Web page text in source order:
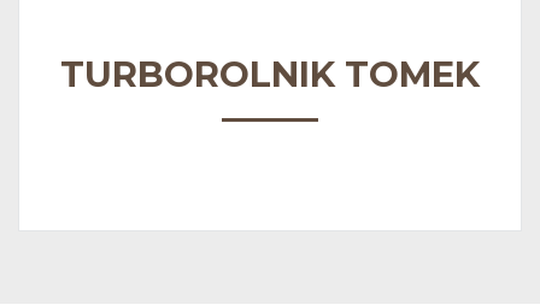
TURBOROLNIK TOMEK